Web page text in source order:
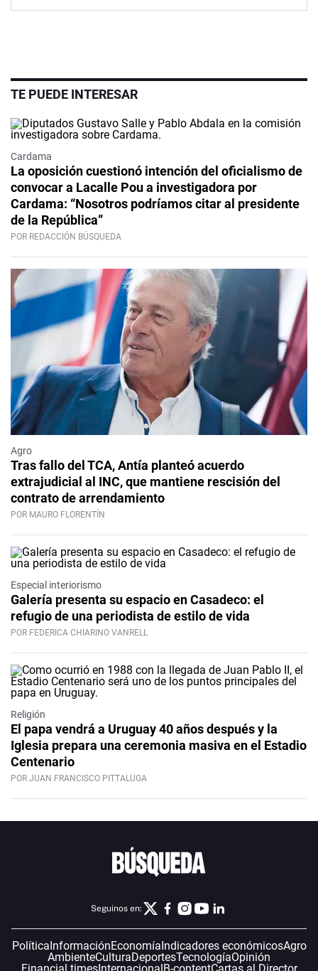
TE PUEDE INTERESAR
Cardama
La oposición cuestionó intención del oficialismo de
convocar a Lacalle Pou a investigadora por
Cardama: “Nosotros podríamos citar al presidente
de la República”
POR REDACCIÓN BÚSQUEDA
Agro
Tras fallo del TCA, Antía planteó acuerdo
extrajudicial al INC, que mantiene rescisión del
contrato de arrendamiento
POR MAURO FLORENTÍN
Especial interiorismo
Galería presenta su espacio en Casadeco: el
refugio de una periodista de estilo de vida
POR FEDERICA CHIARINO VANRELL
Religión
El papa vendrá a Uruguay 40 años después y la
Iglesia prepara una ceremonia masiva en el Estadio
Centenario
POR JUAN FRANCISCO PITTALUGA
Seguinos en:
PolíticaInformaciónEconomíaIndicadores económicosAgro
AmbienteCulturaDeportesTecnologíaOpinión